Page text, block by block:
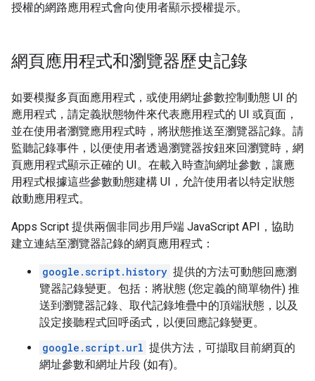
授權的網路應用程式會向使用者顯示授權提示。
網頁應用程式和瀏覽器歷史記錄
如要模擬多頁面應用程式，或使用網址參數控制動態 UI 的
應用程式，請定義狀態物件來代表應用程式的 UI 或頁面，
並在使用者瀏覽應用程式時，將狀態推送至瀏覽器記錄。請
監聽記錄事件，以便使用者透過瀏覽器按鈕來回瀏覽時，網
頁應用程式顯示正確的 UI。在載入時查詢網址參數，讓應
用程式根據這些參數動態建構 UI，允許使用者以特定狀態
啟動應用程式。
Apps Script 提供兩個非同步用戶端 JavaScript API，協助
建立連結至瀏覽器記錄的網頁應用程式：
google.script.history 提供的方法可動態回應瀏
覽器記錄變更。包括：將狀態 (您定義的簡單物件) 推
送到瀏覽器記錄、取代記錄堆疊中的頂端狀態，以及
設定接聽程式回呼函式，以便回應記錄變更。
google.script.url 提供方法，可擷取目前網頁的
網址參數和網址片段 (如有)。